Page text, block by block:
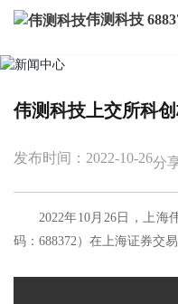
伟测科技
伟测科技上交所科
发布时间：2022-10-26分
2022年10月26日，上
码：688372）在上海证券交